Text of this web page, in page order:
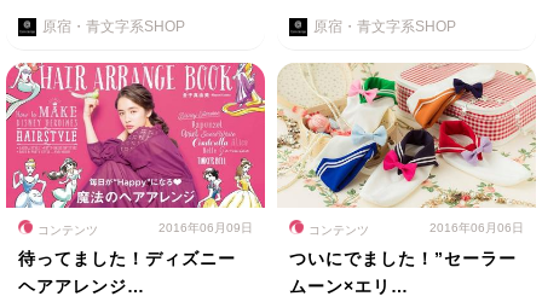
原宿・青文字系SHOP 原宿・青文字系SHOP
コンテンツ 2016年06月09日
待ってました！ディズニー
ヘアアレンジ…
コンテンツ 2016年06月06日
ついにでました！”セーラー
ムーン×エリ…